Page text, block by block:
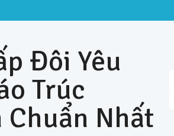
Đôi Yêu
Trúc
Chuẩn Nhất